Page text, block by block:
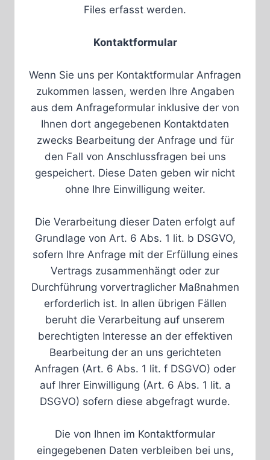
Files erfasst werden.
Kontaktformular
Wenn Sie uns per Kontaktformular Anfragen
zukommen lassen, werden Ihre Angaben
aus dem Anfrageformular inklusive der von
Ihnen dort angegebenen Kontaktdaten
zwecks Bearbeitung der Anfrage und für
den Fall von Anschlussfragen bei uns
gespeichert. Diese Daten geben wir nicht
ohne Ihre Einwilligung weiter.
Die Verarbeitung dieser Daten erfolgt auf
Grundlage von Art. 6 Abs. 1 lit. b DSGVO,
sofern Ihre Anfrage mit der Erfüllung eines
Vertrags zusammenhängt oder zur
Durchführung vorvertraglicher Maßnahmen
erforderlich ist. In allen übrigen Fällen
beruht die Verarbeitung auf unserem
berechtigten Interesse an der effektiven
Bearbeitung der an uns gerichteten
Anfragen (Art. 6 Abs. 1 lit. f DSGVO) oder
auf Ihrer Einwilligung (Art. 6 Abs. 1 lit. a
DSGVO) sofern diese abgefragt wurde.
Die von Ihnen im Kontaktformular
eingegebenen Daten verbleiben bei uns,